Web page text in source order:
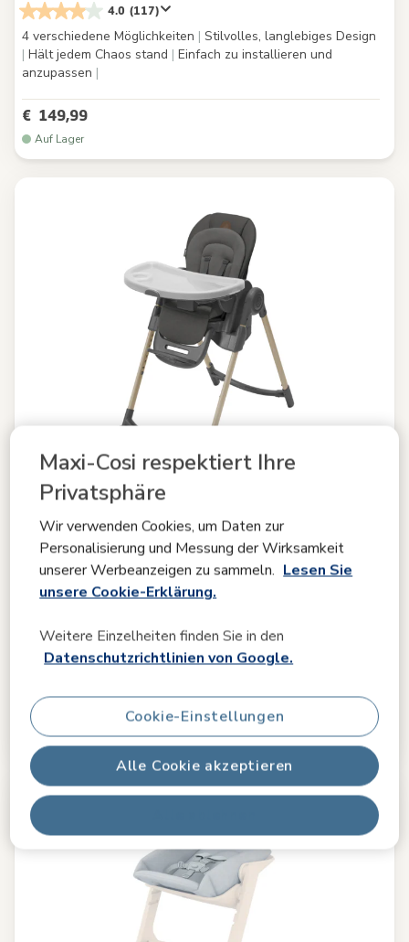
Maxi-Cosi respektiert Ihre
Privatsphäre
Wir verwenden Cookies, um Daten zur
Personalisierung und Messung der Wirksamkeit
unserer Werbeanzeigen zu sammeln. Lesen Sie
unsere Cookie-Erklärung.
Weitere Einzelheiten finden Sie in den
Datenschutzrichtlinien von Google.
Alle Cookie akzeptieren
Cookie-Einstellungen
4.0 (117)
4 verschiedene Möglichkeiten | Stilvolles, langlebiges Design
| Hält jedem Chaos stand | Einfach zu installieren und
anzupassen |
€ 149,99
Auf Lager
Vergleichen
(263)
Ab der Geburt bis zum Alter von 14 Jahren|Einfach zu
Einfach verstellbar
€ 189,99
Auf Lager